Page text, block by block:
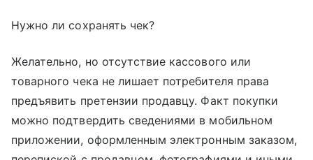
Нужно ли сохранять чек?
Желательно, но отсутствие кассового или
товарного чека не лишает потребителя права
предъявить претензии продавцу. Факт покупки
можно подтвердить сведениями в мобильном
приложении, оформленным электронным заказом,